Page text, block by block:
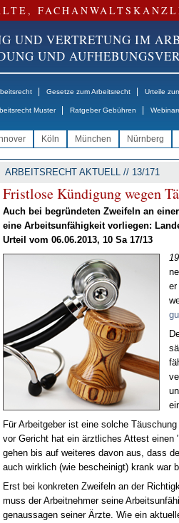
UND VERTRETUNG IM
UND
Gesetze zum Arbeitsrecht Urteile
Muster Ratgeber Gebühren
Köln München Nürnberg
ARBEITSRECHT AKTUELL // 13/171
Frist­lo­se Kün­di­gung we­gen
Auch bei be­grün­de­ten Zwei­feln an
ei­ne Ar­beits­un­fä­hig­keit vor­lie­gen:
Ur­teil vom 06.06.2013, 10 Sa 17/13
er
Für Ar­beit­ge­ber ist ei­ne sol­che
vor Ge­richt hat ein ärzt­li­ches At­test ei­nen
ge­hen bis auf wei­te­res da­von aus, dass
auch wirk­lich (wie be­schei­nigt) krank war
Erst bei kon­kre­ten Zwei­feln an der
muss der Ar­beit­neh­mer sei­ne
gen­aus­sa­gen sei­ner Ärz­te. Wie ein